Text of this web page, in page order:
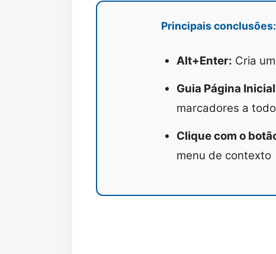
Principais
Alt+Enter: Cria
Guia Página
marcadores a
Clique com o
menu de contexto